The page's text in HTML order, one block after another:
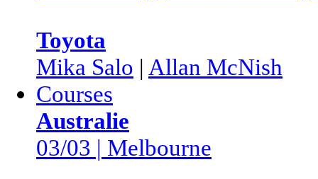
Toyota
Mika Salo | Allan McNish
Courses
Australie
03/03 | Melbourne